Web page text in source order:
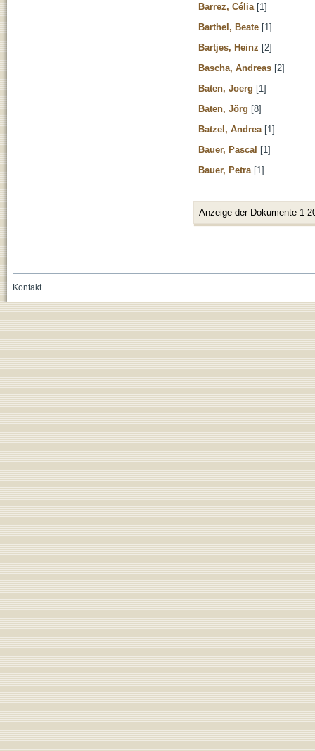
Barrez, Célia [1]
Barthel, Beate [1]
Bartjes, Heinz [2]
Bascha, Andreas [2]
Baten, Joerg [1]
Baten, Jörg [8]
Batzel, Andrea [1]
Bauer, Pascal [1]
Bauer, Petra [1]
Anzeige der Dokumente 1-
Kontakt